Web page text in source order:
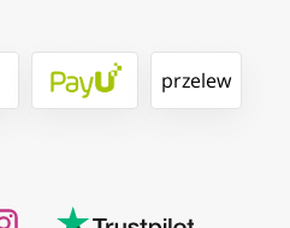
przelew